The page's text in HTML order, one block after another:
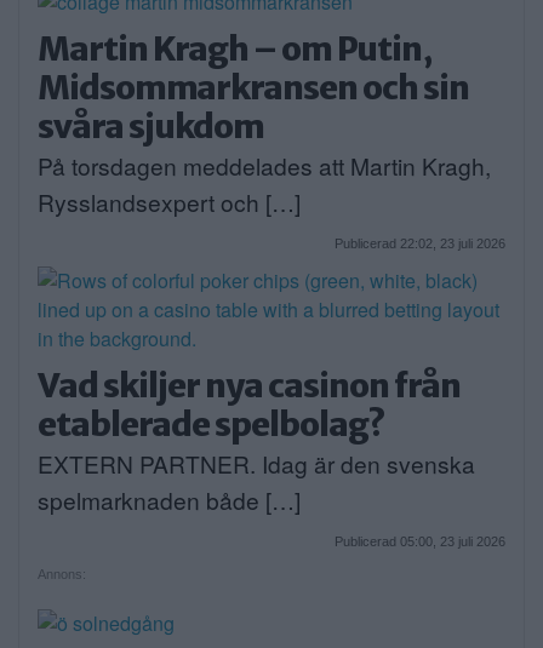
Martin Kragh – om Putin,
Midsommarkransen och sin
svåra sjukdom
På torsdagen meddelades att Martin Kragh,
Rysslandsexpert och […]
Publicerad 22:02, 23 juli 2026
Vad skiljer nya casinon från
etablerade spelbolag?
EXTERN PARTNER. Idag är den svenska
spelmarknaden både […]
Publicerad 05:00, 23 juli 2026
Annons: